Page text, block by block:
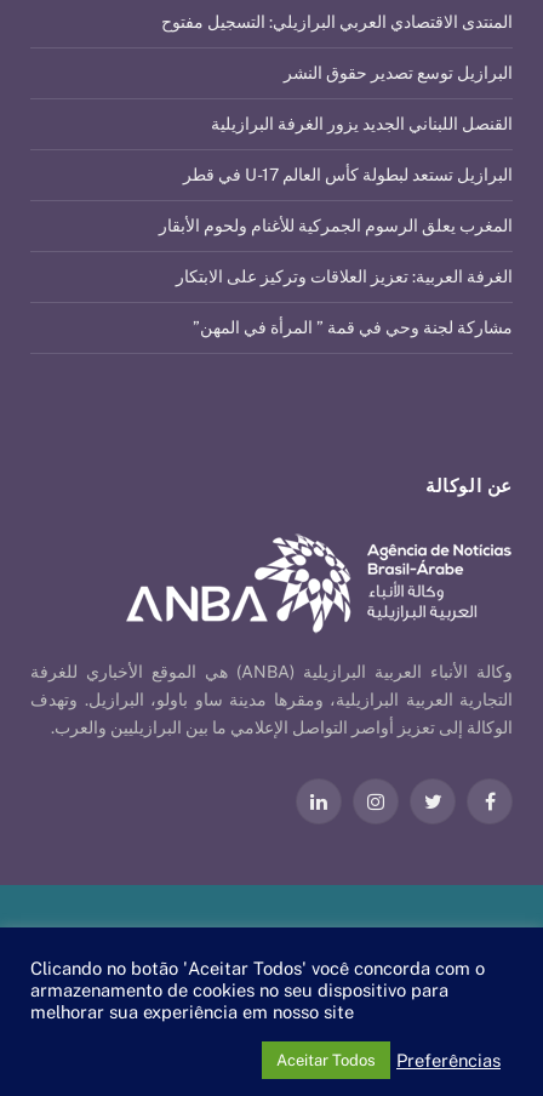
عن الوكالة
وكالة الأنباء العربية البرازيلية (ANBA) هي الموقع الأخباري للغرفة
التجارية العربية البرازيلية، ومقرها مدينة ساو باولو، البرازيل. وتهدف
الوكالة إلى تعزيز أواصر التواصل الإعلامي ما بين البرازيليين والعرب.
فيسبوكتويتر الانستغراملينكدإن
المنتدى الاقتصادي العربي البرازيلي: التسجيل مفتوح
البرازيل توسع تصدير حقوق النشر
القنصل اللبناني الجديد يزور الغرفة البرازيلية
البرازيل تستعد لبطولة كأس العالم U-17 في قطر
المغرب يعلق الرسوم الجمركية للأغنام ولحوم الأبقار
الغرفة العربية: تعزيز العلاقات وتركيز على الابتكار
مشاركة لجنة وحي في قمة ” المرأة في المهن”
EscaEsco
.
Clicando no botão 'Aceitar Todos' você concorda com o
armazenamento de cookies no seu dispositivo para
melhorar sua experiência em nosso site
Preferências
Aceitar Todos
PT
EN